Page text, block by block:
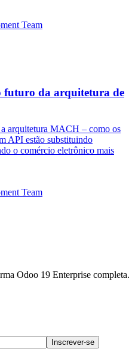
Team
futuro da arquitetura de
arquitetura MACH – como os
API estão substituindo
o comércio eletrônico mais
Team
Odoo 19 Enterprise completa.
Inscrever-se